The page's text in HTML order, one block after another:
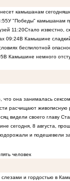
камышанам
У "Победы" камышанам
11:20Стало известно,
09:24В Камышине
беспилотной
В Камышине немного
она занималась
расчищают
видели своего главу
сегодня, 8 августа,
и подешевели
человек
и гордостью в